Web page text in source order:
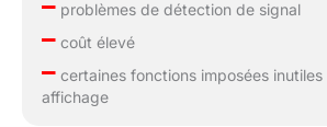
problèmes de détection de signal
–coût élevé
–certaines fonctions imposées inutiles
affichage